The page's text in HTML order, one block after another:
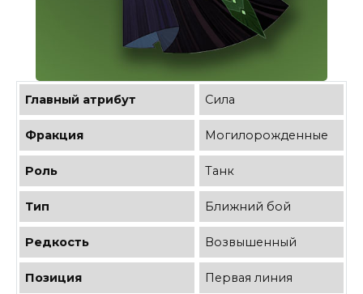
Главный атрибут Сила
Фракция Могилорожденные
Роль Танк
Тип Ближний бой
Редкость Возвышенный
Позиция Первая линия